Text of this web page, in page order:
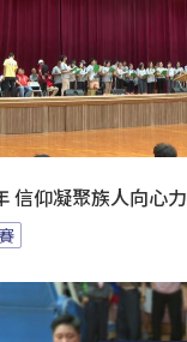
信仰凝聚族人向心力